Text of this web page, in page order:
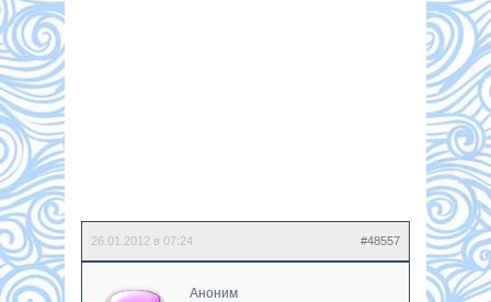
26.01.2012 в 07:24 #48557
Аноним